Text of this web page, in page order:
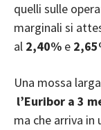
quelli sulle
marginali si
al 2,40% e
Una mossa
l’Euribor a 3
ma che arriva